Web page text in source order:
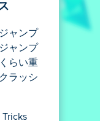
ャンプ
ャンプ
らい重
ラッシ
Tricks